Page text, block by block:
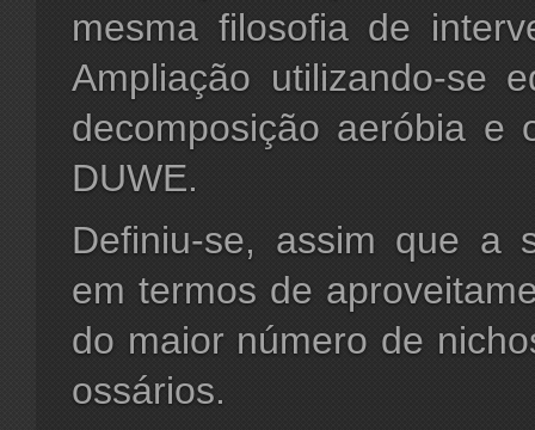
mesma filosofia de
Ampliação utilizando-se
decomposição aeróbia e
DUWE.
Definiu-se, assim que a
em termos de
do maior número de
ossários.